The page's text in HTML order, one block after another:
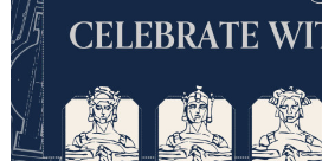
Endowment for the
moderne.